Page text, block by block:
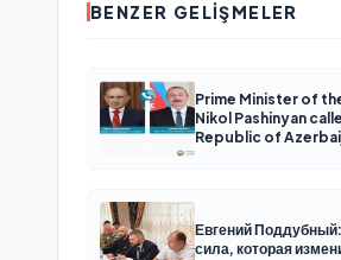
BENZER GELIŞMELER
Prime Minister of
Nikol Pashinyan
Republic of
Евгений
сила, которая